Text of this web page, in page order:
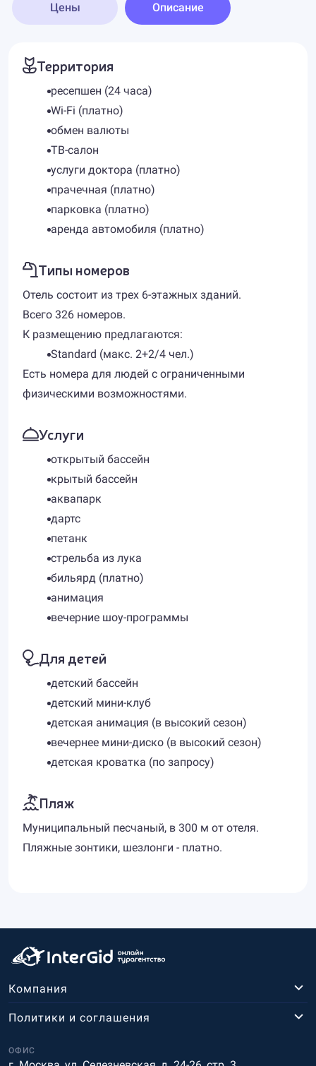
Цены Описание
Территория
ресепшен (24 часа)
Wi-Fi (платно)
обмен валюты
ТВ-салон
услуги доктора (платно)
прачечная (платно)
парковка (платно)
аренда автомобиля (платно)
Типы номеров
Отель состоит из трех 6-этажных зданий.
Всего 326 номеров.
К размещению предлагаются:
Standard (макс. 2+2/4 чел.)
Есть номера для людей с ограниченными
физическими возможностями.
Услуги
открытый бассейн
крытый бассейн
аквапарк
дартс
петанк
стрельба из лука
бильярд (платно)
анимация
вечерние шоу-программы
Для детей
детский бассейн
детский мини-клуб
детская анимация (в высокий сезон)
вечернее мини-диско (в высокий сезон)
детская кроватка (по запросу)
Пляж
Муниципальный песчаный, в 300 м от отеля.
Пляжные зонтики, шезлонги - платно.
Компания
ОФИС
Политики и соглашения